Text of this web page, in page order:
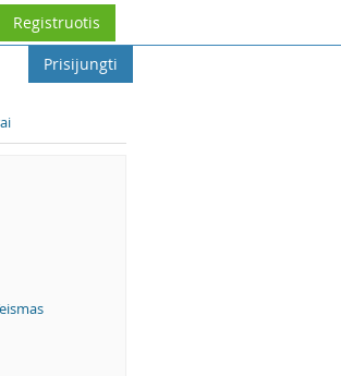
Registruotis
Prisijungti